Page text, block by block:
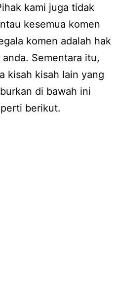
kami juga tidak
kesemua komen
komen adalah hak
Sementara itu,
kisah kisah lain yang
di bawah ini
berikut.